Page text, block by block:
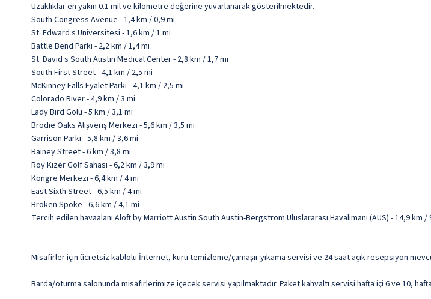
Uzaklıklar en yakın 0.1 mil ve kilometre değerine yuvarlanarak gösterilmektedir.
South Congress Avenue - 1,4 km / 0,9 mi
St. Edward s Üniversitesi - 1,6 km / 1 mi
Battle Bend Parkı - 2,2 km / 1,4 mi
St. David s South Austin Medical Center - 2,8 km / 1,7 mi
South First Street - 4,1 km / 2,5 mi
McKinney Falls Eyalet Parkı - 4,1 km / 2,5 mi
Colorado River - 4,9 km / 3 mi
Lady Bird Gölü - 5 km / 3,1 mi
Brodie Oaks Alışveriş Merkezi - 5,6 km / 3,5 mi
Garrison Parkı - 5,8 km / 3,6 mi
Rainey Street - 6 km / 3,8 mi
Roy Kizer Golf Sahası - 6,2 km / 3,9 mi
Kongre Merkezi - 6,4 km / 4 mi
East Sixth Street - 6,5 km / 4 mi
Broken Spoke - 6,6 km / 4,1 mi
Tercih edilen havaalanı Aloft by Marriott Austin South Austin-Bergstrom Uluslararası Havalimanı (AUS) - 14,9 km
Misafirler için ücretsiz kablolu İnternet, kuru temizleme/çamaşır yıkama servisi ve 24 saat açık resepsiyon
Barda/oturma salonunda misafirlerimize içecek servisi yapılmaktadır. Paket kahvaltı servisi hafta içi 6 ve 10,